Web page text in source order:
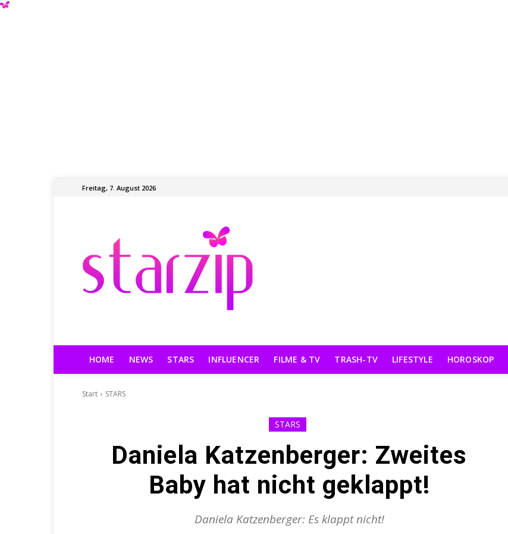
Freitag, 7. August 2026
HOME NEWS STARS INFLUENCER FILME & TV TRASH-TV LIFESTYLE HOROSKOP
Start STARS
STARS
Daniela Katzenberger: Zweites
Baby hat nicht geklappt!
Daniela Katzenberger: Es klappt nicht!